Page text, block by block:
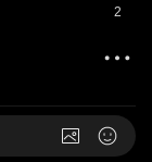
2